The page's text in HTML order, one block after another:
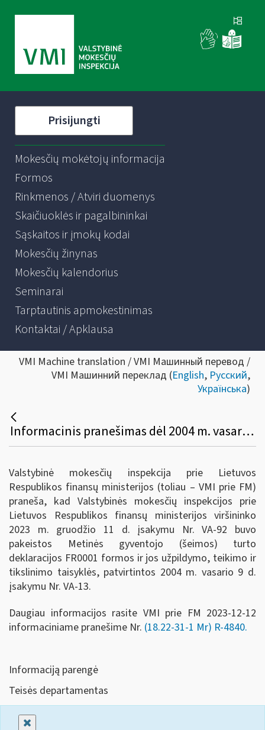
Prisijungti
Mokesčių mokėtojų informacija
Formos
Rinkmenos / Atviri duomenys
Skaičiuoklės ir pagalbininkai
Sąskaitos ir įmokų kodai
Mokesčių žinynas
Mokesčių kalendorius
Seminarai
Tarptautinis apmokestinimas
Kontaktai / Apklausa
VMI Machine translation / VMI Машинный перевод /
VMI Машинний переклад (English, Русский,
Українська)
Informacinis pranešimas dėl 2004 m. vasario 9 d. įsakymo Nr. VA-13 „Dėl Metinės gyventojo (šeimos) turto deklaracijos formos ir jos užpildymo, teikimo ir tikslinimo taisyklių patvirtinimo“ pakeitimo
Valstybinė mokesčių inspekcija prie Lietuvos
Respublikos finansų ministerijos (toliau – VMI prie FM)
praneša, kad Valstybinės mokesčių inspekcijos prie
Lietuvos Respublikos finansų ministerijos viršininko
2023 m. gruodžio 11 d. įsakymu Nr. VA-92 buvo
pakeistos Metinės gyventojo (šeimos) turto
deklaracijos FR0001 formos ir jos užpildymo, teikimo ir
tikslinimo taisyklės, patvirtintos 2004 m. vasario 9 d.
įsakymu Nr. VA-13.
Daugiau informacijos rasite VMI prie FM 2023-12-12
informaciniame pranešime Nr. (18.22-31-1 Mr) R-4840.
Informaciją parengė
Teisės departamentas